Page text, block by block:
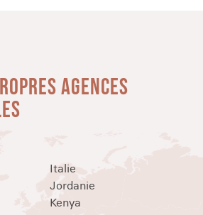
AGENCES
Italie
Jordanie
Kenya